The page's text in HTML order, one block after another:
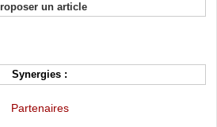
un article
Synergies :
Partenaires